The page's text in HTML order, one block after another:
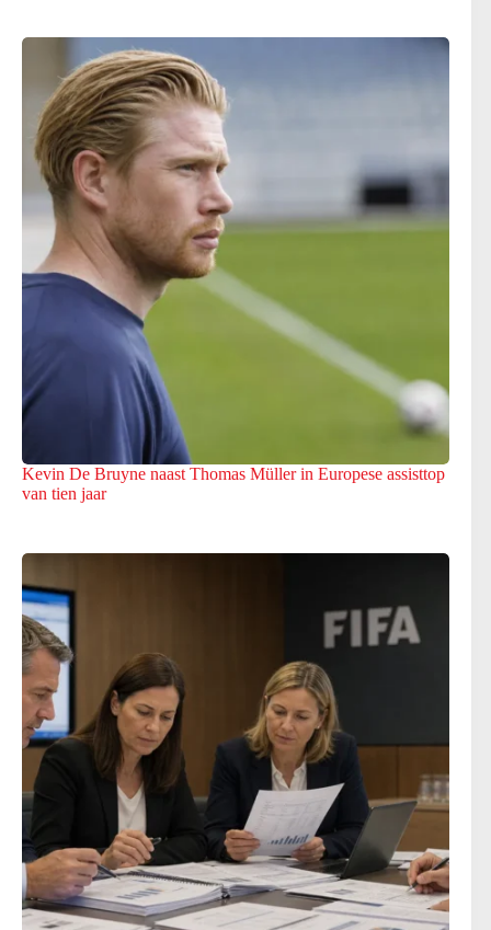
Kevin De Bruyne naast Thomas Müller in Europese assisttop
van tien jaar